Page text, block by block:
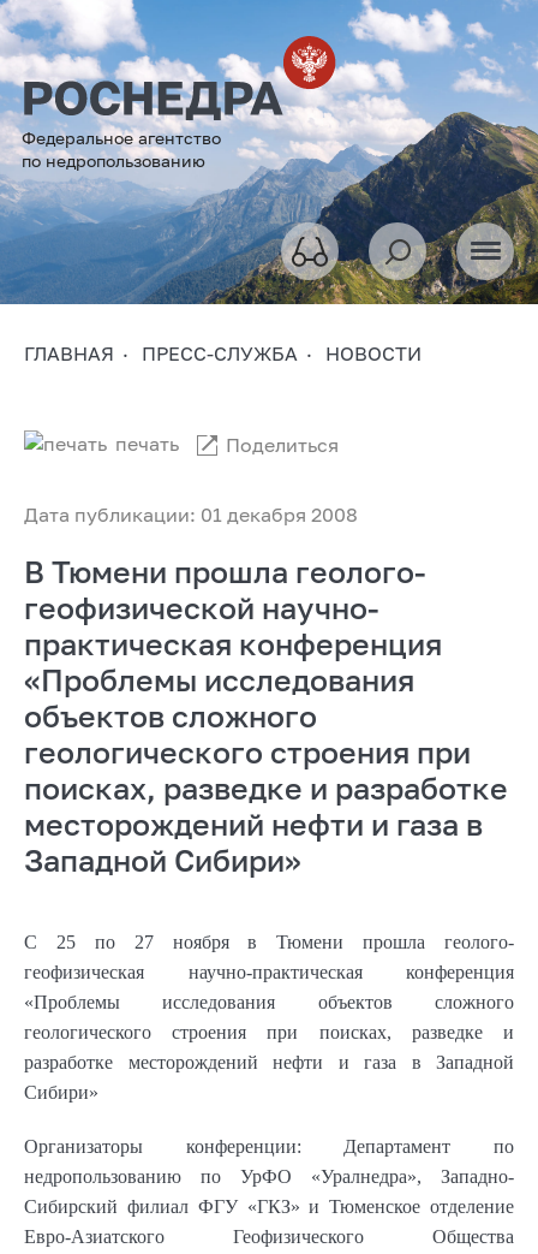
Федеральное агентство
по недропользованию
ГЛАВНАЯ ПРЕСС-СЛУЖБА НОВОСТИ
Дата публикации: 01 декабря 2008
печать Поделиться
В Тюмени прошла геолого-
геофизической научно-
практическая конференция
«Проблемы исследования
объектов сложного
геологического строения при
поисках, разведке и разработке
месторождений нефти и газа в
Западной Сибири»
С 25 по 27 ноября в Тюмени прошла геолого-
геофизическая научно-практическая конференция
«Проблемы исследования объектов сложного
геологического строения при поисках, разведке и
разработке месторождений нефти и газа в Западной
Сибири»
Организаторы конференции: Департамент по
недропользованию по УрФО «Уралнедра», Западно-
Сибирский филиал ФГУ «ГКЗ» и Тюменское отделение
Евро-Азиатского Геофизического Общества